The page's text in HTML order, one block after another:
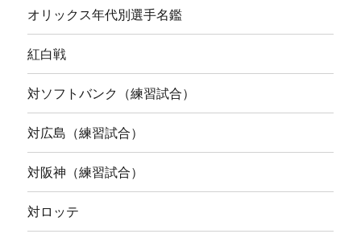
オリックス年代別選手名鑑
紅白戦
対ソフトバンク（練習試合）
対広島（練習試合）
対阪神（練習試合）
対ロッテ